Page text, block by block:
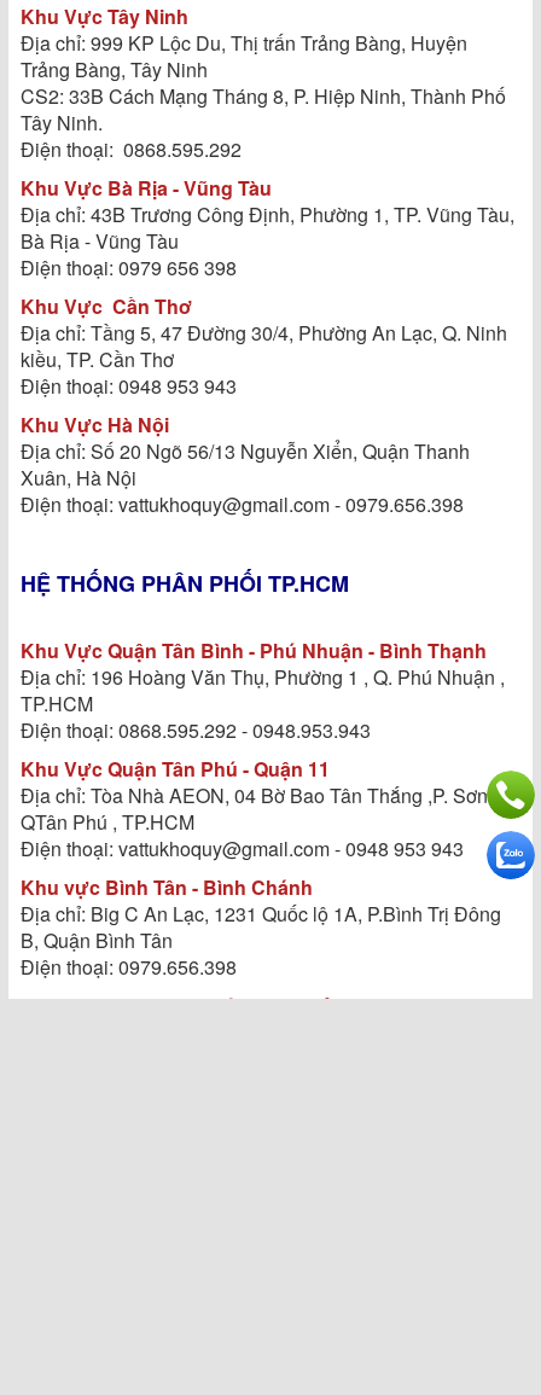
Khu Vực Tây Ninh
Địa chỉ: 999 KP Lộc Du, Thị trấn Trảng Bàng, Huyện
Trảng Bàng, Tây Ninh
CS2: 33B Cách Mạng Tháng 8, P. Hiệp Ninh, Thành Phố
Tây Ninh.
Điện thoại: 0868.595.292
Khu Vực Bà Rịa - Vũng Tàu
Địa chỉ: 43B Trương Công Định, Phường 1, TP. Vũng Tàu,
Bà Rịa - Vũng Tàu
Điện thoại: 0979 656 398
Khu Vực Cần Thơ
Địa chỉ: Tầng 5, 47 Đường 30/4, Phường An Lạc, Q. Ninh
kiều, TP. Cần Thơ
Điện thoại: 0948 953 943
Khu Vực Hà Nội
Địa chỉ: Số 20 Ngõ 56/13 Nguyễn Xiển, Quận Thanh
Xuân, Hà Nội
Điện thoại: vattukhoquy@gmail.com - 0979.656.398
HỆ THỐNG PHÂN PHỐI TP.HCM
Khu Vực Quận Tân Bình - Phú Nhuận - Bình Thạnh
Địa chỉ: 196 Hoàng Văn Thụ, Phường 1 , Q. Phú Nhuận ,
TP.HCM
Điện thoại: 0868.595.292 - 0948.953.943
Khu Vực Quận Tân Phú - Quận 11
Địa chỉ: Tòa Nhà AEON, 04 Bờ Bao Tân Thắng ,P. Sơn kỳ,
QTân Phú , TP.HCM
Điện thoại: vattukhoquy@gmail.com - 0948 953 943
Khu vực Bình Tân - Bình Chánh
Địa chỉ: Big C An Lạc, 1231 Quốc lộ 1A, P.Bình Trị Đông
B, Quận Bình Tân
Điện thoại: 0979.656.398
Khu vực Quận 12 - Hoóc Môn - Củ Chi